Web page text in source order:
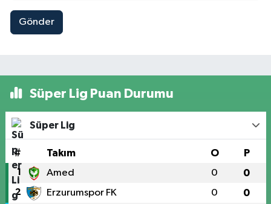
Gönder
Süper Lig Puan Durumu
Süper Lig
# Takım O P
1 Amed 0 0
2 Erzurumspor FK 0 0